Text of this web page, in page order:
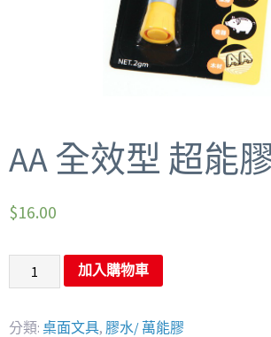
AA 全效型 超能
$16.00
加入購物車
分類: 桌面文具, 膠水/ 萬能膠